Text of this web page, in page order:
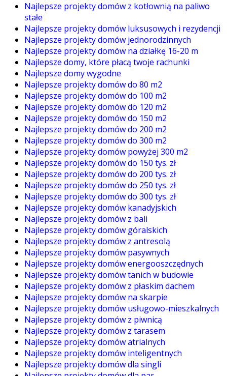
Najlepsze projekty domów z kotłownią na paliwo
stałe
Najlepsze projekty domów luksusowych i rezydencji
Najlepsze projekty domów jednorodzinnych
Najlepsze projekty domów na działkę 16-20 m
Najlepsze domy, które płacą twoje rachunki
Najlepsze domy wygodne
Najlepsze projekty domów do 80 m2
Najlepsze projekty domów do 100 m2
Najlepsze projekty domów do 120 m2
Najlepsze projekty domów do 150 m2
Najlepsze projekty domów do 200 m2
Najlepsze projekty domów do 300 m2
Najlepsze projekty domów powyżej 300 m2
Najlepsze projekty domów do 150 tys. zł
Najlepsze projekty domów do 200 tys. zł
Najlepsze projekty domów do 250 tys. zł
Najlepsze projekty domów do 300 tys. zł
Najlepsze projekty domów kanadyjskich
Najlepsze projekty domów z bali
Najlepsze projekty domów góralskich
Najlepsze projekty domów z antresolą
Najlepsze projekty domów pasywnych
Najlepsze projekty domów energooszczędnych
Najlepsze projekty domów tanich w budowie
Najlepsze projekty domów z płaskim dachem
Najlepsze projekty domów na skarpie
Najlepsze projekty domów usługowo-mieszkalnych
Najlepsze projekty domów z piwnicą
Najlepsze projekty domów z tarasem
Najlepsze projekty domów atrialnych
Najlepsze projekty domów inteligentnych
Najlepsze projekty domów dla singli